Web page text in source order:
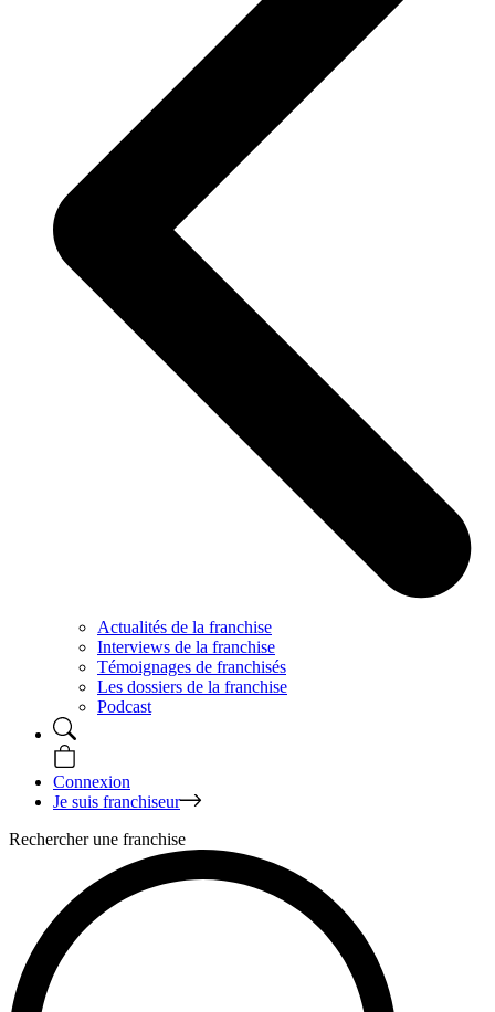
Actualités de la franchise
Interviews de la franchise
Témoignages de franchisés
Les dossiers de la franchise
Podcast
Connexion
Je suis franchiseur
Rechercher une franchise